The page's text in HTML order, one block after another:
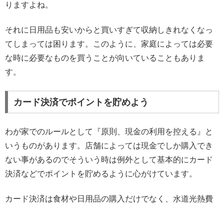
りますよね。
それに日用品も安いからと買いすぎて収納しきれなくなっ
てしまっては困ります。このように、家庭によっては必要
な時に必要なものを買うことが向いていることもありま
す。
カード決済でポイントを貯めよう
わが家でのルールとして『原則、現金の利用を控える』と
いうものがあります。店舗によっては現金でしか購入でき
ない事があるのでそういう時は例外として基本的にカード
決済などでポイントを貯めるように心がけています。
カード決済は食材や日用品の購入だけでなく、水道光熱費